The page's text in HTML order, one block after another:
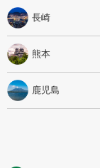
長崎
熊本
鹿児島